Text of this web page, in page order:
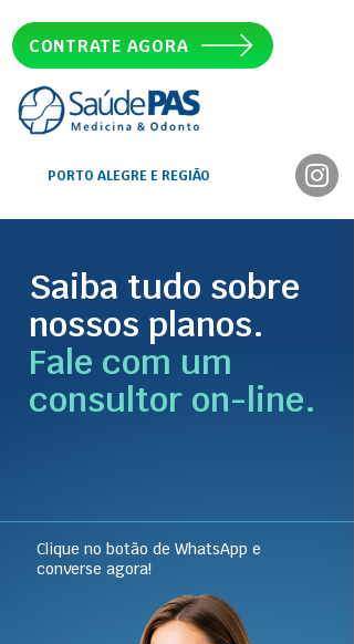
CONTRATE AGORA
PORTO ALEGRE E REGIÃO
Saiba tudo sobre
nossos planos.
Fale com um
consultor on-line.
Clique no botão de WhatsApp e
converse agora!